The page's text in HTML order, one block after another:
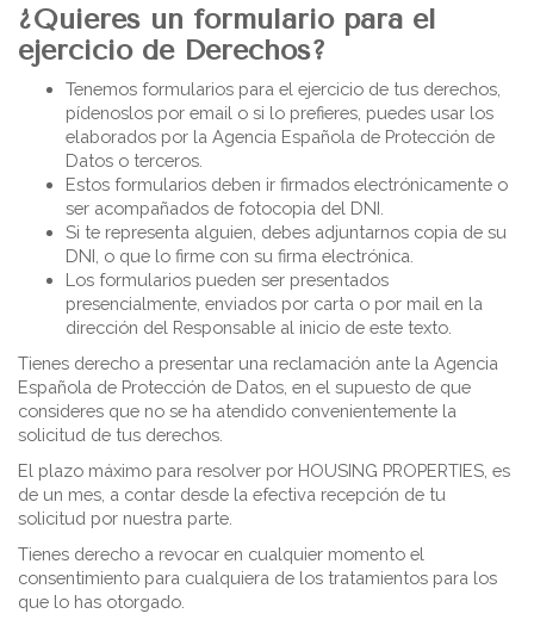
¿Quieres un formulario para el
ejercicio de Derechos?
Tenemos formularios para el ejercicio de tus derechos,
pídenoslos por email o si lo prefieres, puedes usar los
elaborados por la Agencia Española de Protección de
Datos o terceros.
Estos formularios deben ir firmados electrónicamente o
ser acompañados de fotocopia del DNI.
Si te representa alguien, debes adjuntarnos copia de su
DNI, o que lo firme con su firma electrónica.
Los formularios pueden ser presentados
presencialmente, enviados por carta o por mail en la
dirección del Responsable al inicio de este texto.
Tienes derecho a presentar una reclamación ante la Agencia
Española de Protección de Datos, en el supuesto de que
consideres que no se ha atendido convenientemente la
solicitud de tus derechos.
El plazo máximo para resolver por HOUSING PROPERTIES, es
de un mes, a contar desde la efectiva recepción de tu
solicitud por nuestra parte.
Tienes derecho a revocar en cualquier momento el
consentimiento para cualquiera de los tratamientos para los
que lo has otorgado.